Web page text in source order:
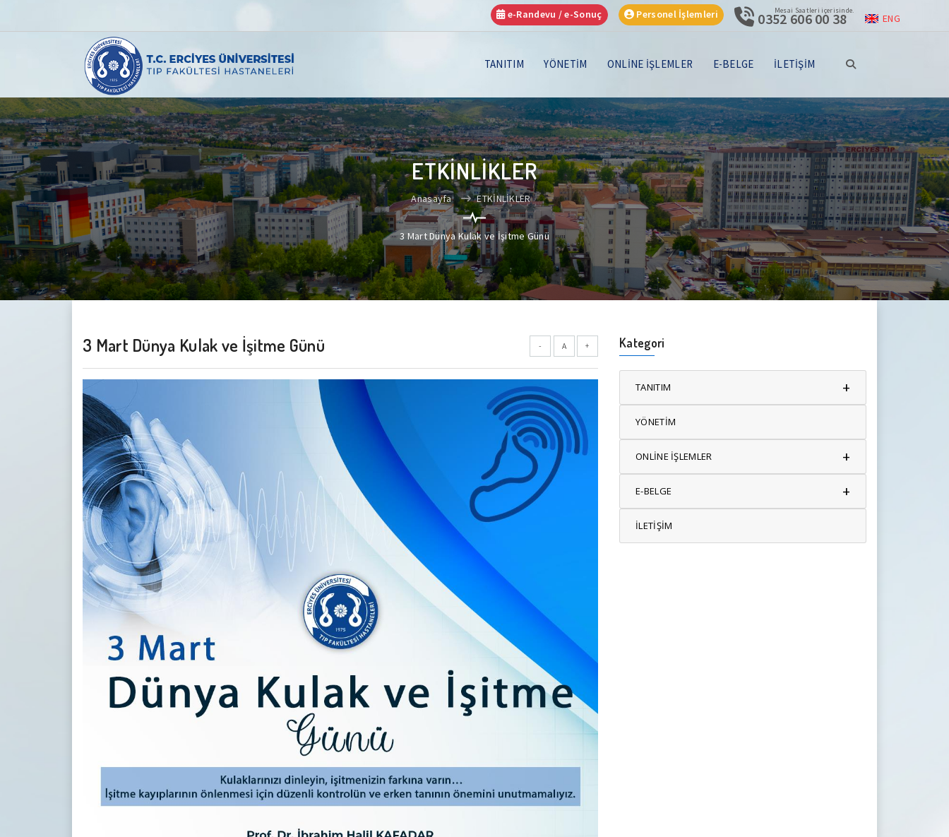
e-Randevu / e-Sonuç Personel İşlemleri Mesai Saatleri içerisinde.
0352 606 00 38 ENG
TANITIM YÖNETİM ONLİNE İŞLEMLER E-BELGE İLETİŞİM
ETKİNLİKLER
Anasayfa ETKİNLİKLER
3 Mart Dünya Kulak ve İşitme Günü
- A +
3 Mart Dünya Kulak ve İşitme Günü Kategori
TANITIM +
YÖNETİM
ONLİNE İŞLEMLER +
E-BELGE +
İLETİŞİM